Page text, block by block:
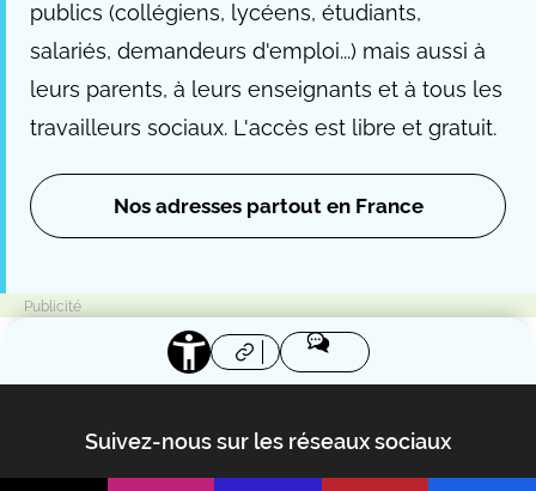
publics (collégiens, lycéens, étudiants,
salariés, demandeurs d'emploi...) mais aussi à
leurs parents, à leurs enseignants et à tous les
travailleurs sociaux. L'accès est libre et gratuit.
Nos adresses partout en France
Suivez-nous sur les réseaux sociaux